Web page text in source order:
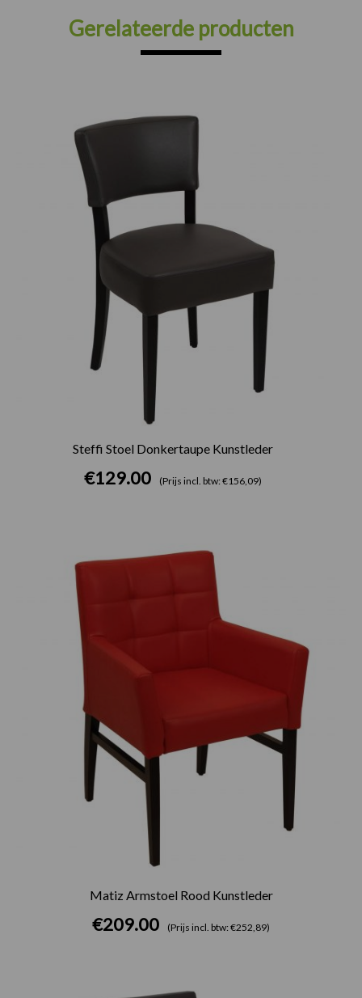
Gerelateerde producten
Steffi Stoel Donkertaupe Kunstleder
€129.00 (Prijs incl. btw: €156,09)
Matiz Armstoel Rood Kunstleder
€209.00 (Prijs incl. btw: €252,89)